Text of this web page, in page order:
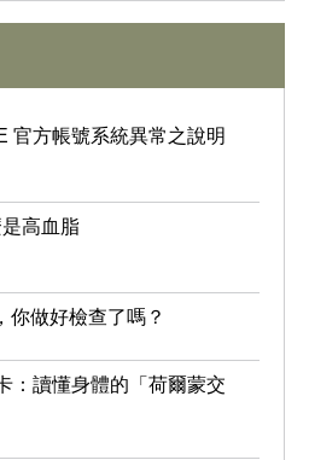
官方帳號系統異常之說明
高血脂
你做好檢查了嗎？
：讀懂身體的「荷爾蒙交